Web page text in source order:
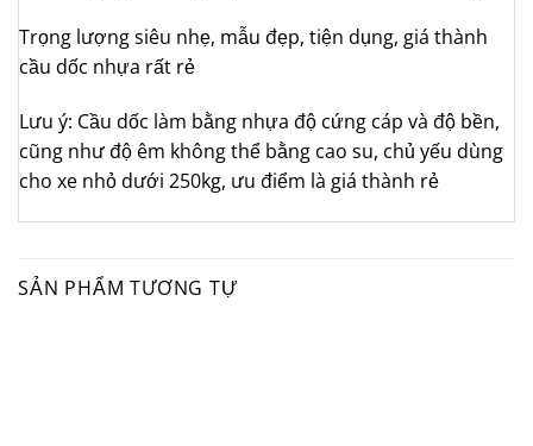
Trọng lượng siêu nhẹ, mẫu đẹp, tiện dụng, giá thành
cầu dốc nhựa rất rẻ
Lưu ý: Cầu dốc làm bằng nhựa độ cứng cáp và độ bền,
cũng như độ êm không thể bằng cao su, chủ yếu dùng
cho xe nhỏ dưới 250kg, ưu điểm là giá thành rẻ
SẢN PHẨM TƯƠNG TỰ